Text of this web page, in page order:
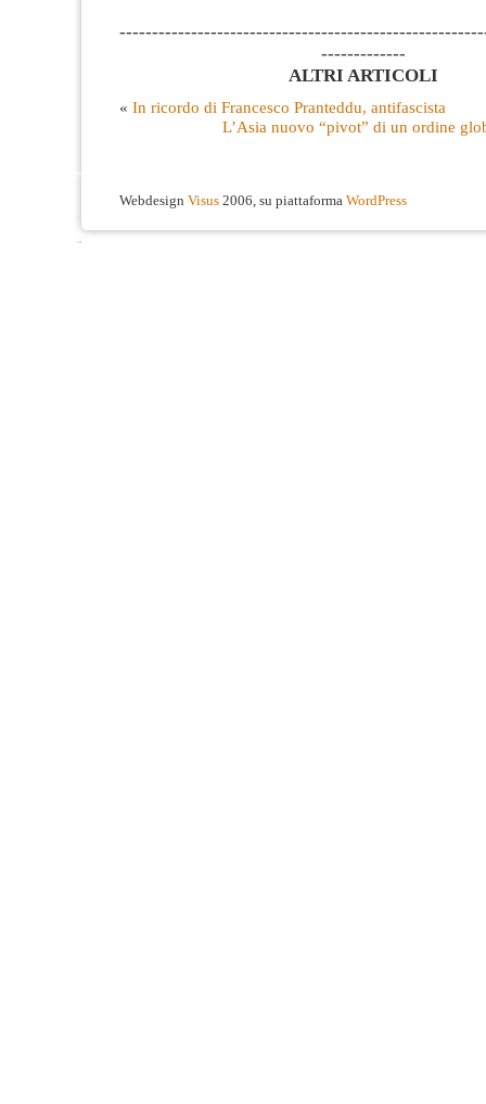
-------------
ALTRI ARTICOLI
« In ricordo di Francesco Pranteddu, antifascista
L’Asia nuovo “pivot” di un ordine
Webdesign Visus 2006, su piattaforma WordPress